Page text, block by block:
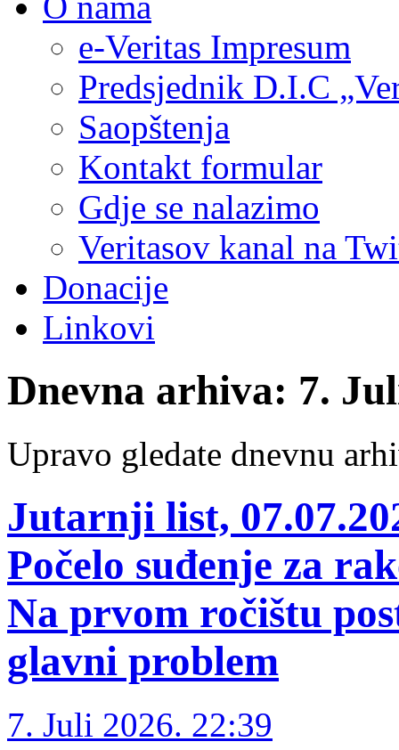
e-Veritas Impresum
Predsjednik D.I.C
Saopštenja
Kontakt formular
Gdje se nalazimo
Veritasov kanal na
Donacije
Linkovi
Dnevna arhiva: 7.
Upravo gledate dnevnu
Jutarnji list,
Počelo suđenje za
Na prvom ročištu
glavni problem
7. Juli 2026. 22:39